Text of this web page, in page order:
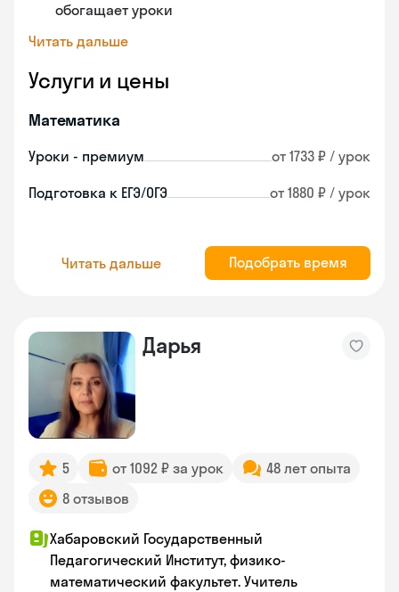
обогащает уроки
Читать дальше
Услуги и цены
Математика
Уроки - премиум от 1733 ₽ / урок
Подготовка к ЕГЭ/ОГЭ от 1880 ₽ / урок
Читать дальше Подобрать время
Дарья
5 от 1092 ₽ за урок
48 лет опыта
8 отзывов
Хабаровский Государственный
Педагогический Институт, физико-
математический факультет. Учитель